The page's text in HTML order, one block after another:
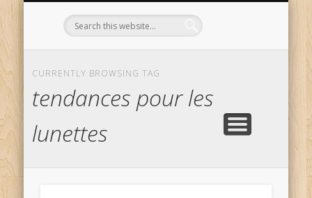
CURRENTLY BROWSING TAG
tendances pour les
lunettes